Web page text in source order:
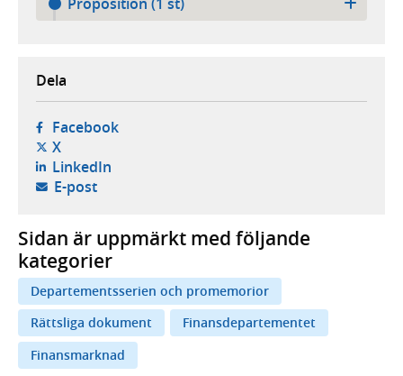
Dela
Facebook- öppnas i ny flik, extern webbplats,
X- öppnas i ny flik, extern webbplats,
LinkedIn- öppnas i ny flik, extern webbplats,
E-post- öppnar din e-postklient,
Sidan är uppmärkt med följande
kategorier
Departementsserien och promemorior
Rättsliga dokument
Finansdepartementet
Finansmarknad